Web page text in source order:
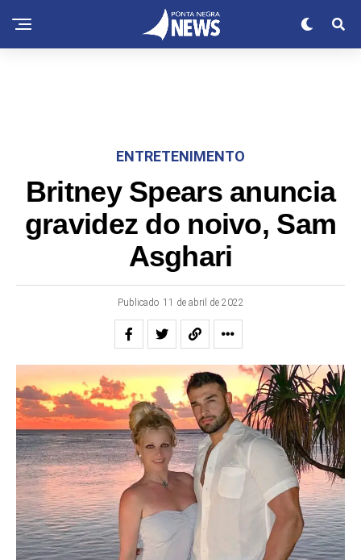
ENTRETENIMENTO
Britney Spears anuncia
gravidez do noivo, Sam
Asghari
Publicado 11 de abril de 2022